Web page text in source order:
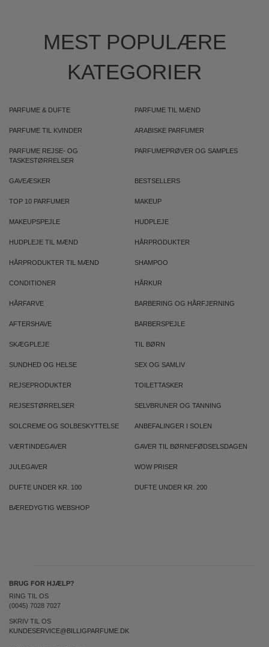
MEST POPULÆRE
KATEGORIER
PARFUME & DUFTE PARFUME TIL MÆND
PARFUME TIL KVINDER ARABISKE PARFUMER
PARFUME REJSE- OG
TASKESTØRRELSER
PARFUMEPRØVER OG SAMPLES
GAVEÆSKER BESTSELLERS
TOP 10 PARFUMER MAKEUP
MAKEUPSPEJLE HUDPLEJE
HUDPLEJE TIL MÆND HÅRPRODUKTER
HÅRPRODUKTER TIL MÆND SHAMPOO
CONDITIONER HÅRKUR
HÅRFARVE BARBERING OG HÅRFJERNING
AFTERSHAVE BARBERSPEJLE
SKÆGPLEJE TIL BØRN
SUNDHED OG HELSE SEX OG SAMLIV
REJSEPRODUKTER TOILETTASKER
REJSESTØRRELSER SELVBRUNER OG TANNING
SOLCREME OG SOLBESKYTTELSE ANBEFALINGER I SOLEN
VÆRTINDEGAVER GAVER TIL BØRNEFØDSELSDAGEN
JULEGAVER WOW PRISER
DUFTE UNDER KR. 100 DUFTE UNDER KR. 200
BÆREDYGTIG WEBSHOP
BRUG FOR HJÆLP?
RING TIL OS
(0045) 7028 7027
SKRIV TIL OS
KUNDESERVICE@BILLIGPARFUME.DK